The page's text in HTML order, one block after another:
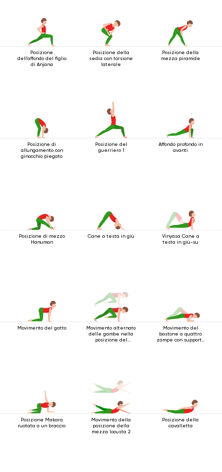
Posizione
dell'affondo del figlio
di Anjana
Posizione della
sedia con torsione
laterale
Posizione della
mezza piramide
Posizione di
allungamento con
ginocchio piegato
Posizione del
guerriero 1
Affondo profondo in
avanti
Posizione di mezzo
Hanuman
Cane a testa in giù
Vinyasa Cane a
testa in giù-su
Movimento del gatto
Movimento alternato
delle gambe nella
posizione del
Movimento del
bastone a quattro
zampe con supporto
Posizione Makara
ruotata a un braccio
Movimento della
posizione della
mezza locusta 2
Posizione della
cavalletta